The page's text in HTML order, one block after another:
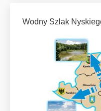
Wodny Szlak